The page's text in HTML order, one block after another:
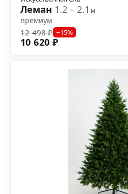
Леман 1.2 – 2.1м
премиум
12 498 ₽ −15%
10 620 ₽